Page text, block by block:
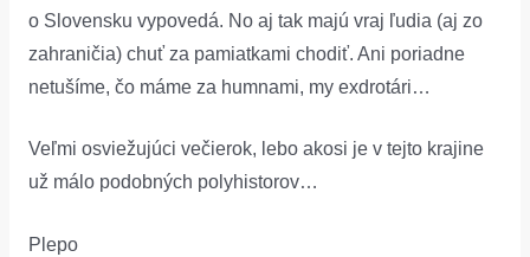
o Slovensku vypovedá. No aj tak majú vraj ľudia (aj zo
zahraničia) chuť za pamiatkami chodiť. Ani poriadne
netušíme, čo máme za humnami, my exdrotári…
Veľmi osviežujúci večierok, lebo akosi je v tejto krajine
už málo podobných polyhistorov…
Plepo